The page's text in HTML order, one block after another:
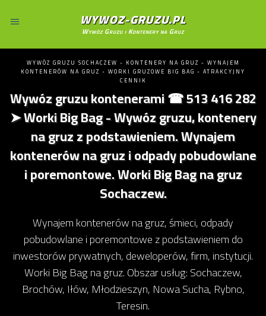
WYWOZ-GRUZU.PL
Wywóz Gruzu i Kontenery na Gruz
WYWÓZ GRUZU SOCHACZEW - KONTENERY NA GRUZ - WYNAJEM
KONTENERÓW NA GRUZ - WORKI GRUZOWE BIG BAG - ATRAKCYJNY
CENNIK
Wywóz gruzu kontenerami ☎ 513 416 282
➤ Worki Big Bag - Wywóz gruzu, kontenery
na gruz z podstawieniem. Wynajem
kontenerów na gruz i odpady pobudowlane
i poremontowe. Worki Big Bag na gruz
Sochaczew.
Wynajem kontenerów na gruz, śmieci, odpady
pobudowlane i poremontowe z podstawieniem do
inwestorów prywatnych, deweloperów, firm, instytucji.
Worki Big Bag na gruz. Obszar usług: Sochaczew,
Brochów, Iłów, Młodzieszyn, Nowa Sucha, Rybno,
Teresin.